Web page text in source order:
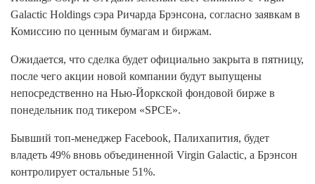
Galactic Holdings сэра Ричарда Брэнсона, согласно заявкам в
Комиссию по ценным бумагам и биржам.
Ожидается, что сделка будет официально закрыта в пятницу,
после чего акции новой компании будут выпущены
непосредственно на Нью-Йоркской фондовой бирже в
понедельник под тикером «SPCE».
Бывший топ-менеджер Facebook, Палихапития, будет
владеть 49% вновь объединенной Virgin Galactic, а Брэнсон
контролирует остальные 51%.